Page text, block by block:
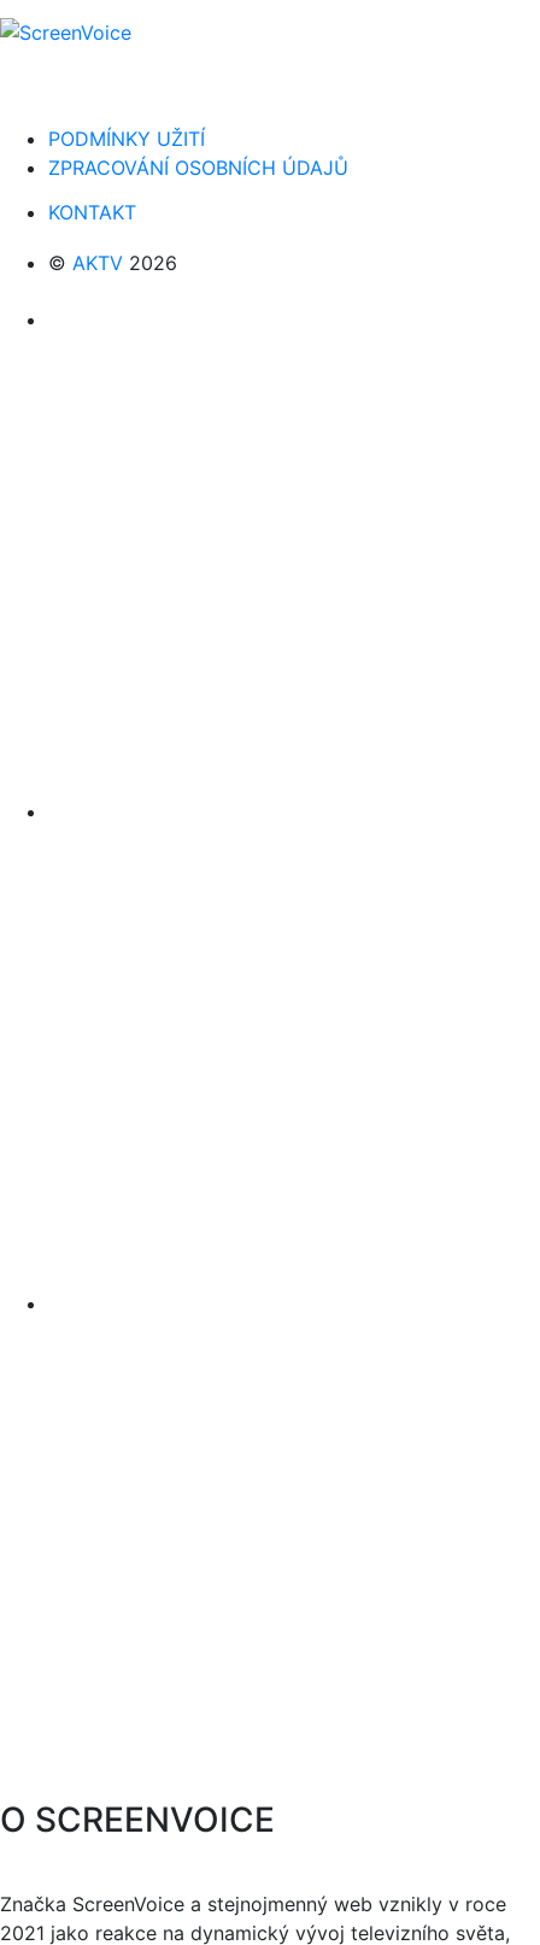
PODMÍNKY UŽITÍ
ZPRACOVÁNÍ OSOBNÍCH ÚDAJŮ
KONTAKT
© AKTV 2026
O SCREENVOICE
Značka ScreenVoice a stejnojmenný web vznikly v roce
2021 jako reakce na dynamický vývoj televizního světa,